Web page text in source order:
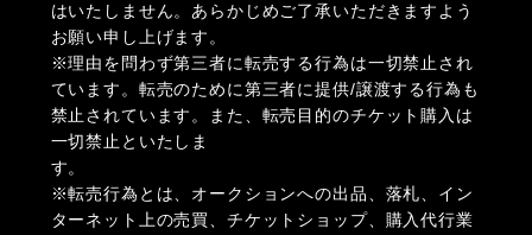
はいたしません。あらかじめご了承いただきますよう
お願い申し上げます。
※理由を問わず第三者に転売する行為は一切禁止され
ています。転売のために第三者に提供/譲渡する行為も
禁止されています。また、転売目的のチケット購入は
一切禁止といたしま
す。
※転売行為とは、オークションへの出品、落札、イン
ターネット上の売買、チケットショップ、購入代行業